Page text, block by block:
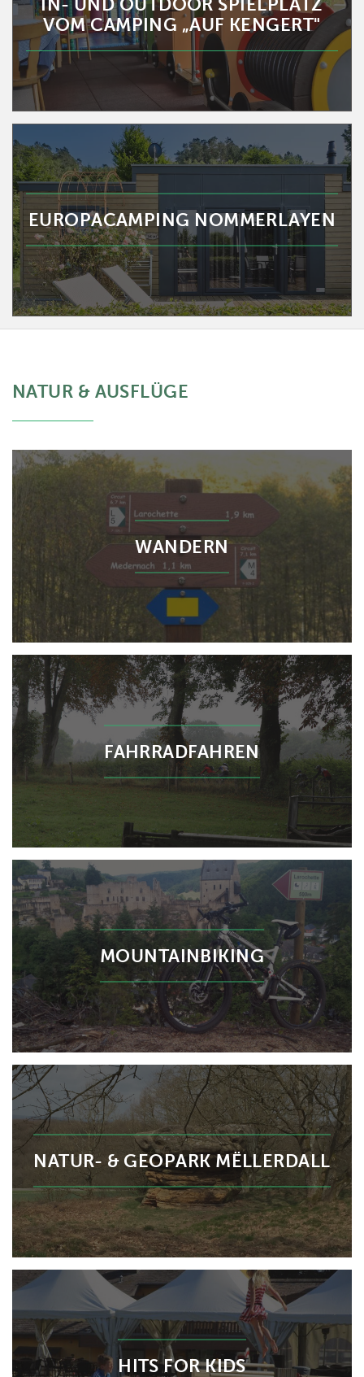
IN- UND OUTDOOR SPIELPLATZ
VOM CAMPING „AUF KENGERT"
EUROPACAMPING NOMMERLAYEN
NATUR & AUSFLÜGE
WANDERN
FAHRRADFAHREN
MOUNTAINBIKING
NATUR- & GEOPARK MËLLERDALL
HITS FOR KIDS